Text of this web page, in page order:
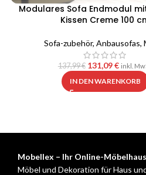
Modulares Sofa Endmodul
Kissen Creme 100
Sofa-zubehör, Anbausofas,
137,99€ 131,09€ inkl.
IN DEN WARENKORB
Mobellex – Ihr Online-
Möbel und Dekoration für Haus